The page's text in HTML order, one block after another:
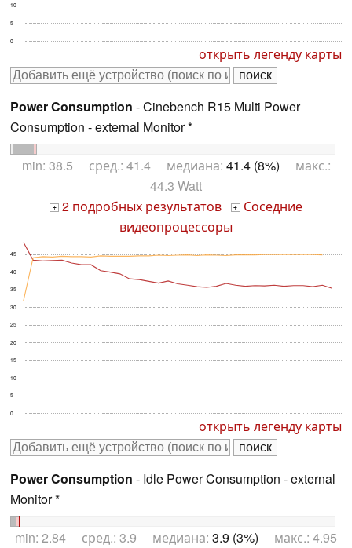
0
5
10
открыть легенду карты
Power Consumption - Cinebench R15 Multi Power
Consumption - external Monitor *
min: 38.5 сред.: 41.4 медиана: 41.4 (8%) макс.:
44.3 Watt
+ 2 подробных результатов + Соседние
видеопроцессоры
0
5
10
15
20
25
30
35
40
45
открыть легенду карты
Power Consumption - Idle Power Consumption - external
Monitor *
min: 2.84 сред.: 3.9 медиана: 3.9 (3%) макс.: 4.95